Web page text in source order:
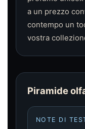
a un prezzo
contempo un
vostra
Piramide
NOTE DI